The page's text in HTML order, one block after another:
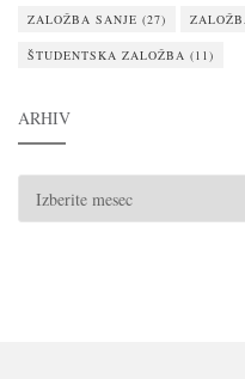
ZALOŽBA SANJE (27)
ŠTUDENTSKA ZALOŽBA (11)
ARHIV
ARHIV